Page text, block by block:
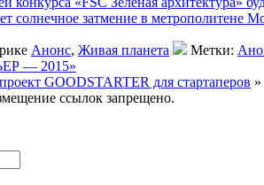
солнечное затмение в метрополитене
Анонс, Живая планета Метки:
— 2015»
GOODSTARTER для стартаперов »
ссылок запрещено.